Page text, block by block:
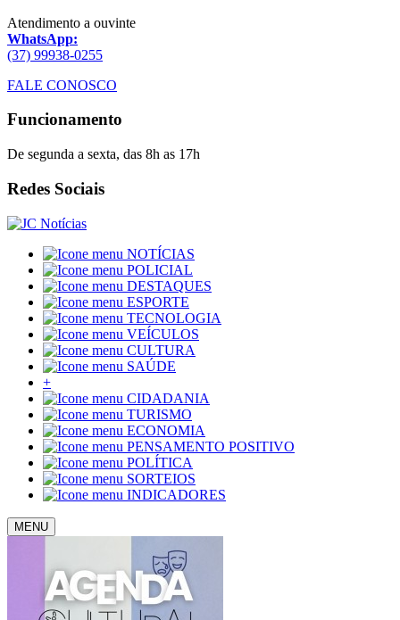
Atendimento a ouvinte
WhatsApp:
(37) 99938-0255
FALE CONOSCO
Funcionamento
De segunda a sexta, das 8h as 17h
Redes Sociais
NOTÍCIAS
POLICIAL
DESTAQUES
ESPORTE
TECNOLOGIA
VEÍCULOS
CULTURA
SAÚDE
+
CIDADANIA
TURISMO
ECONOMIA
PENSAMENTO POSITIVO
POLÍTICA
SORTEIOS
INDICADORES
MENU